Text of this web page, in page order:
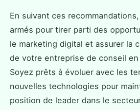
En suivant ces
armés pour tirer parti des
le marketing digital et assurer la
de votre entreprise de conseil en
Soyez prêts à évoluer avec les
nouvelles technologies pour
position de leader dans le